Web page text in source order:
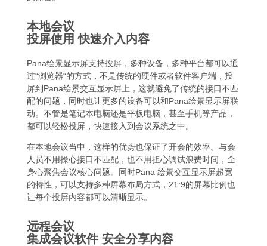
本地会议
投屏使用 快速介入内容
Pana绘景显示屏支持投屏，多种设备，多种平台都可以通
过“浏览器“的方式，不是传统的硬件或者软件客户端，投
屏到Pana绘景交互显示屏上，这就避免了传统的接口不匹
配的问题，同时也让更多的设备可以和Pana绘景显示屏联
动。不管是笔记本电脑还是平板电脑，甚至手机等产品，
都可以轻松投屏，快速接入到会议系统之中。
在本地会议当中，这样的优势也保证了开会的效率。与会
人员不用操心接口不匹配，也不用担心调试浪费时间，全
身心聚焦会议核心问题。同时Pana 绘景交互显示屏超宽
的特性，可以支持多种屏幕布局方式，21:9的屏幕比例也
让每个投屏内容都可以清晰显示。
远程会议
集成会议软件 安全分享内容